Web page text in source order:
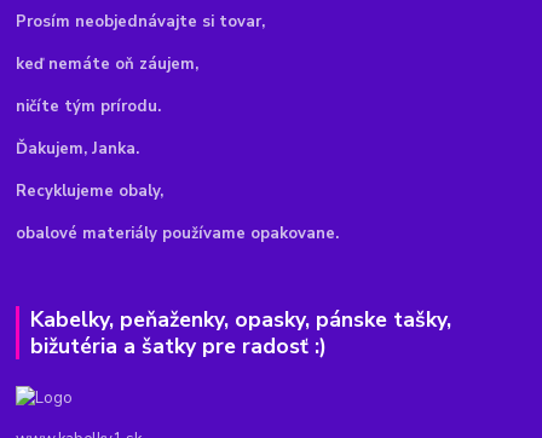
Prosím neobjednávajte si tovar,
keď nemáte oň záujem,
ničíte tým prírodu.
Ďakujem, Janka.
Recyklujeme obaly,
obalové materiály používame opakovane.
Kabelky, peňaženky, opasky, pánske tašky,
bižutéria a šatky pre radosť :)